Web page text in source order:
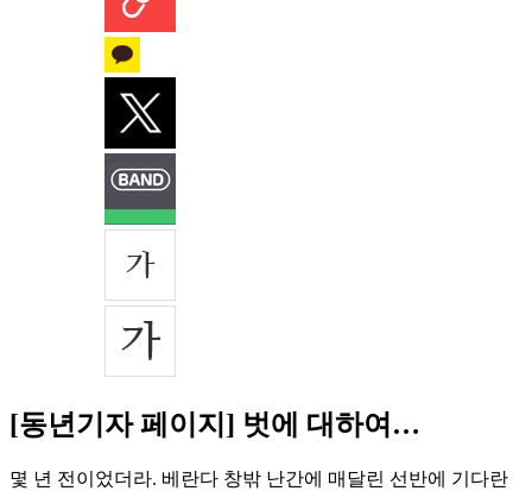
[동년기자 페이지] 벗에 대하여…
몇 년 전이었더라. 베란다 창밖 난간에 매달린 선반에 기다란